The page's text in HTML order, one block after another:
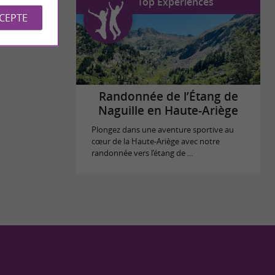
Randonnée de l’Étang de
Naguille en Haute-Ariège
Plongez dans une aventure sportive au
cœur de la Haute-Ariège avec notre
randonnée vers l’étang de ...